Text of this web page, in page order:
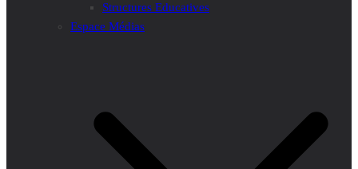
Structures Educatives
Espace Médias